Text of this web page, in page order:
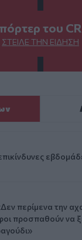
του
ΣΤΕΊΛΕ ΤΗΝ ΕΊΔΗΣΗ
περίμενα την
προσπαθούν να